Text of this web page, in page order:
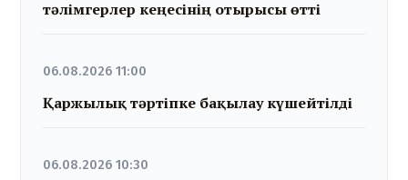
тәлімгерлер кеңесінің отырысы өтті
06.08.2026 11:00
Қаржылық тәртіпке бақылау күшейтілді
06.08.2026 10:30